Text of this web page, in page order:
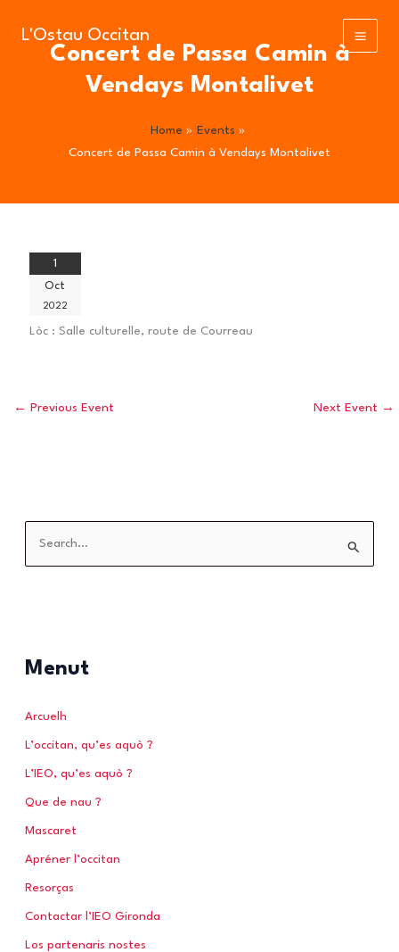
L'Ostau Occitan
Concert de Passa Camin à
Vendays Montalivet
Home
Events
Concert de Passa Camin à Vendays Montalivet
1
Oct
2022
Lòc : Salle culturelle, route de Courreau
← Previous Event Next Event →
h
o
r
Menut
Arcuelh
L’occitan, qu’es aquò ?
L’IEO, qu’es aquò ?
Que de nau ?
Mascaret
Apréner l’occitan
Resorças
Contactar l’IEO Gironda
Los partenaris nostes